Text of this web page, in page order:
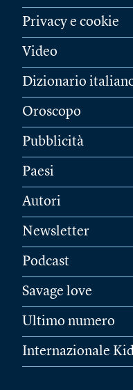
Privacy e cookie
Video
Dizionario
Oroscopo
Pubblicità
Paesi
Autori
Newsletter
Podcast
Savage love
Ultimo numero
Internazionale